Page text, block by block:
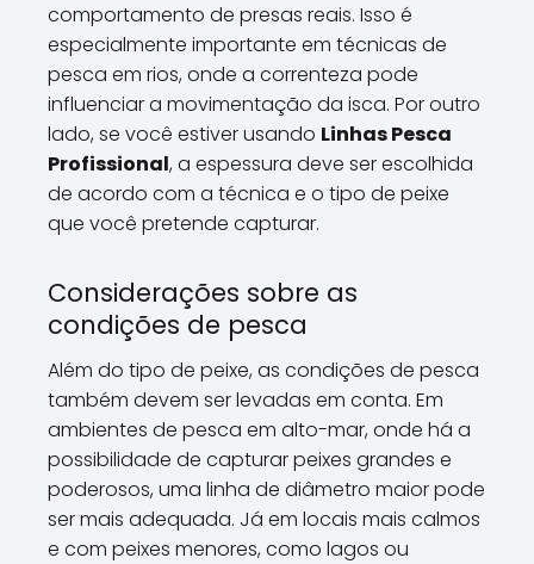
comportamento de presas reais. Isso é
especialmente importante em técnicas de
pesca em rios, onde a correnteza pode
influenciar a movimentação da isca. Por outro
lado, se você estiver usando Linhas Pesca
Profissional, a espessura deve ser escolhida
de acordo com a técnica e o tipo de peixe
que você pretende capturar.
Considerações sobre as
condições de pesca
Além do tipo de peixe, as condições de pesca
também devem ser levadas em conta. Em
ambientes de pesca em alto-mar, onde há a
possibilidade de capturar peixes grandes e
poderosos, uma linha de diâmetro maior pode
ser mais adequada. Já em locais mais calmos
e com peixes menores, como lagos ou